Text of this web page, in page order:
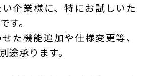
企業様に、特にお試しいた
す。
た機能追加や仕様変更等、
途承ります。